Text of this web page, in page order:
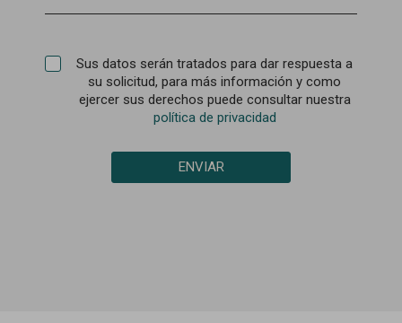
Sus datos serán tratados para dar respuesta a
su solicitud, para más información y como
ejercer sus derechos puede consultar nuestra
política de privacidad
ENVIAR